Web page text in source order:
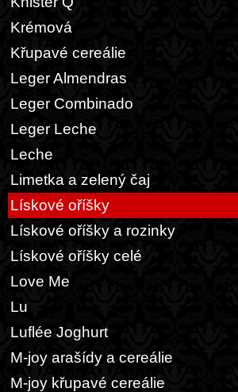
Krémová
Křupavé cereálie
Leger Almendras
Leger Combinado
Leger Leche
Leche
Limetka a zelený čaj
Lískové oříšky
Lískové oříšky a rozinky
Lískové oříšky celé
Love Me
Lu
Luflée Joghurt
M-joy arašídy a cereálie
M-joy křupavé cereálie